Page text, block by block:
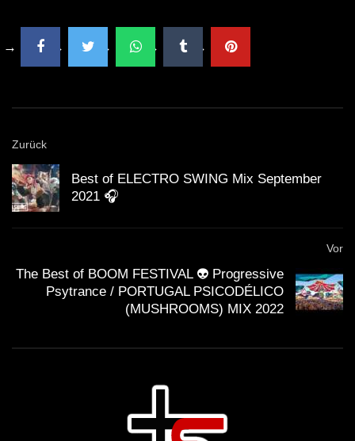
5UCHTMU51K3R [HARDTEKK]
SPARKY | JACK HENRY | VIRUZZ |
MERLIN | P.o.M. | RETEID | S.M. |
ETC.
GEFÜHLSTEKK | PART 2 | SET | |
CALYPSO | MOSHTEKK | ROLEXZ |
ECHSE
GEFÜHLSTEKK | SET | MOSHTEKK |
TIEFTEKKER | TWOSTYLEZZ |
Gefühlstekk- Tanzen klingt schöner –
Zurück
Best of ELECTRO SWING Mix September
2021 🎧
Vor
The Best of BOOM FESTIVAL 👽 Progressive
Psytrance / PORTUGAL PSICODÉLICO
(MUSHROOMS) MIX 2022